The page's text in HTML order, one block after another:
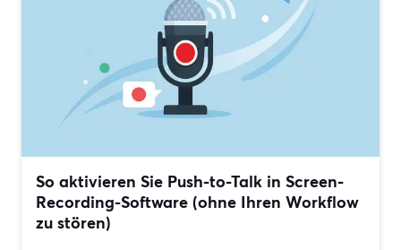
So aktivieren Sie Push-to-Talk in Screen-
Recording-Software (ohne Ihren Workflow
zu stören)